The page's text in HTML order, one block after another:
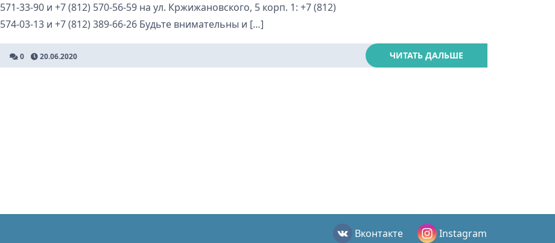
571-33-90 и +7 (812) 570-56-59 на ул. Кржижановского, 5 корп. 1: +7 (812)
574-03-13 и +7 (812) 389-66-26 Будьте внимательны и […]
0 20.06.2020 ЧИТАТЬ ДАЛЬШЕ
Вконтакте Instagram